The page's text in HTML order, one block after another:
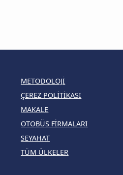
METODOLOJI
ÇEREZ POLITIKASI
MAKALE
OTOBÜS FIRMALARI
SEYAHAT
TÜM ÜLKELER